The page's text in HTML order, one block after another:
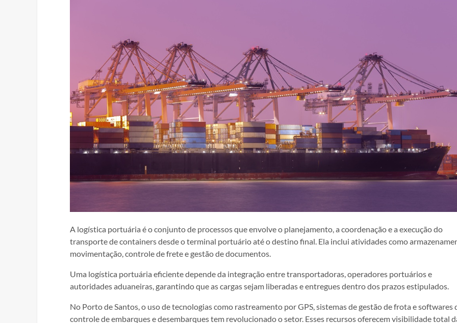
A logística portuária é o conjunto de processos que envolve o planejamento, a coordenação e a execução do
transporte de containers desde o terminal portuário até o destino final. Ela inclui atividades como
movimentação, controle de frete e gestão de documentos.
Uma logística portuária eficiente depende da integração entre transportadoras, operadores portuários e
autoridades aduaneiras, garantindo que as cargas sejam liberadas e entregues dentro dos prazos estipulados.
No Porto de Santos, o uso de tecnologias como rastreamento por GPS, sistemas de gestão de frota e softwares
controle de embarques e desembarques tem revolucionado o setor. Esses recursos oferecem visibilidade total